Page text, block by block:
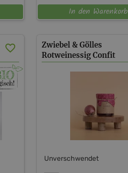
In den Warenkorb
Zwiebel & Gölles
Rotweinessig Confit
Unverschwendet